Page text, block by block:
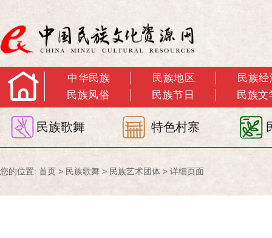
中华民族 民族地区
民族经
民族风俗
民族节日 民族文
民族歌舞 特色村寨
您的位置: 首页 > 民族歌舞 > 民族艺术团体 > 详细页面